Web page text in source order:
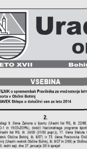
XVII
o spremembah Pravilnika za vrednotenje
v Občini Bohinj
Sklepa o določitvi cen za leto 2014
2.
9. člena Zakona o športu (Uradni list RS, št. 22/98,
1  in  15/03-ZOPA),  določil  Nacionalnega  programa
list RS, št. 24/00 (31/00 popr.)), 17. člena Statuta
Občine Bohinj, št. 8/07) in 73. člena Poslovnika
(Uradni vestnik Občine Bohinj, št. 8/07 in 2/09) je
redni seji, dne 27. januarja 2014 sprejel
VSEBINA